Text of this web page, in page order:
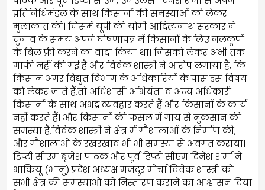
प्रतिनिधिमंडल के साथ किसानों की समस्याओं को लेकर
मुलाकात की। जिसमें यूपी की योगी आदित्यनाथ सरकार ने
चुनाव के समय अपने घोषणापत्र में किसानों के लिए नलकूपों
के बिल फ्री करने का वादा किया था। जिसको लेकर अभी तक
माफी नहीं की गई है और विवेक शास्त्री ने आरोप लगाया है, कि
किसान अगर विद्युत विभाग के अधिकारियों के पास इस विषय
को लेकर जाते हैं,तो अधिशासी अभियंता व अन्य अधिकारी
किसानों के साथ अभद्र व्यवहार करते हैं और किसानों के कार्य
नहीं करते हैं। और किसानों की फसल में गाय से नुकसान की
समस्या है,विवेक शास्त्री ने क्षेत्र में गौशालाओं के निर्माण की,
और गौशालाओं के रखरखाव भी भी समस्या से अवगत कराया।
डिप्टी सीएम बृजेश पाठक और पूर्व डिप्टी सीएम दिनेश शर्मा ने
भाकियू (भानु) प्रदेश अध्यक्ष मजदूर मोर्चा विवेक शास्त्री को
सभी क्षेत्र की समस्याओं को निस्तारण कराने का आश्वासन दिया